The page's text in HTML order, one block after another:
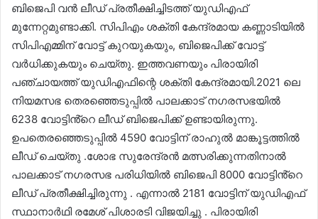
ബിജെപി വൻ ലീഡ് പ്രതീക്ഷിച്ചിടത്ത് യുഡിഎഫ്
മുന്നേറ്റമുണ്ടാക്കി. സിപിഎം ശക്തി കേന്ദ്രമായ കണ്ണാടിയിൽ
സിപിഎമ്മിന് വോട്ട് കുറയുകയും, ബിജെപിക്ക് വോട്ട്
വർധിക്കുകയും ചെയ്തു. ഇത്തവണയും പിരായിരി
പഞ്ചായത്ത് യുഡിഎഫിന്റെ ശക്തി കേന്ദ്രമായി.2021 ലെ
നിയമസഭ തെരഞ്ഞെടുപ്പിൽ പാലക്കാട് നഗരസഭയിൽ
6238 വോട്ടിൻ്റെ ലീഡ് ബിജെപിക്ക് ഉണ്ടായിരുന്നു.
ഉപതെരഞ്ഞെടുപ്പിൽ 4590 വോട്ടിന് രാഹുൽ മാങ്കൂട്ടത്തിൽ
ലീഡ് ചെയ്തു .ശോഭ സുരേന്ദ്രൻ മത്സരിക്കുന്നതിനാൽ
പാലക്കാട് നഗരസഭ പരിധിയിൽ ബിജെപി 8000 വോട്ടിൻ്റെ
ലീഡ് പ്രതീക്ഷിച്ചിരുന്നു . എന്നാൽ 2181 വോട്ടിന് യുഡിഎഫ്
സ്ഥാനാർഥി രമേശ് പിശാരടി വിജയിച്ചു . പിരായിരി